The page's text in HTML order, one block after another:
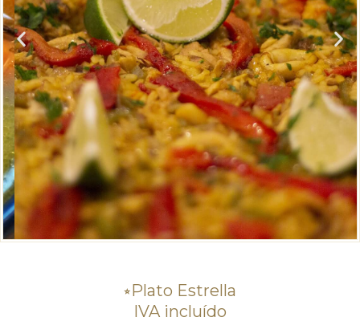
VER
⭒Plato Estrella
IVA incluído